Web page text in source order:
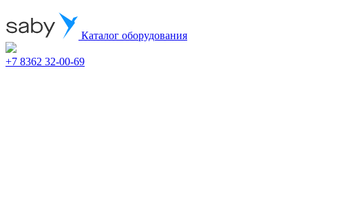
Каталог оборудования
+7 8362 32-00-69